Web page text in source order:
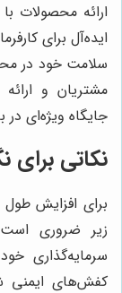
ارائه محصولات
ایده‌آل برای
سلامت خود در
مشتریان و
جایگاه ویژه‌ای در
نکاتی برای
برای افزایش
زیر ضروری
سرمایه‌گذاری
کفش‌های ایمنی